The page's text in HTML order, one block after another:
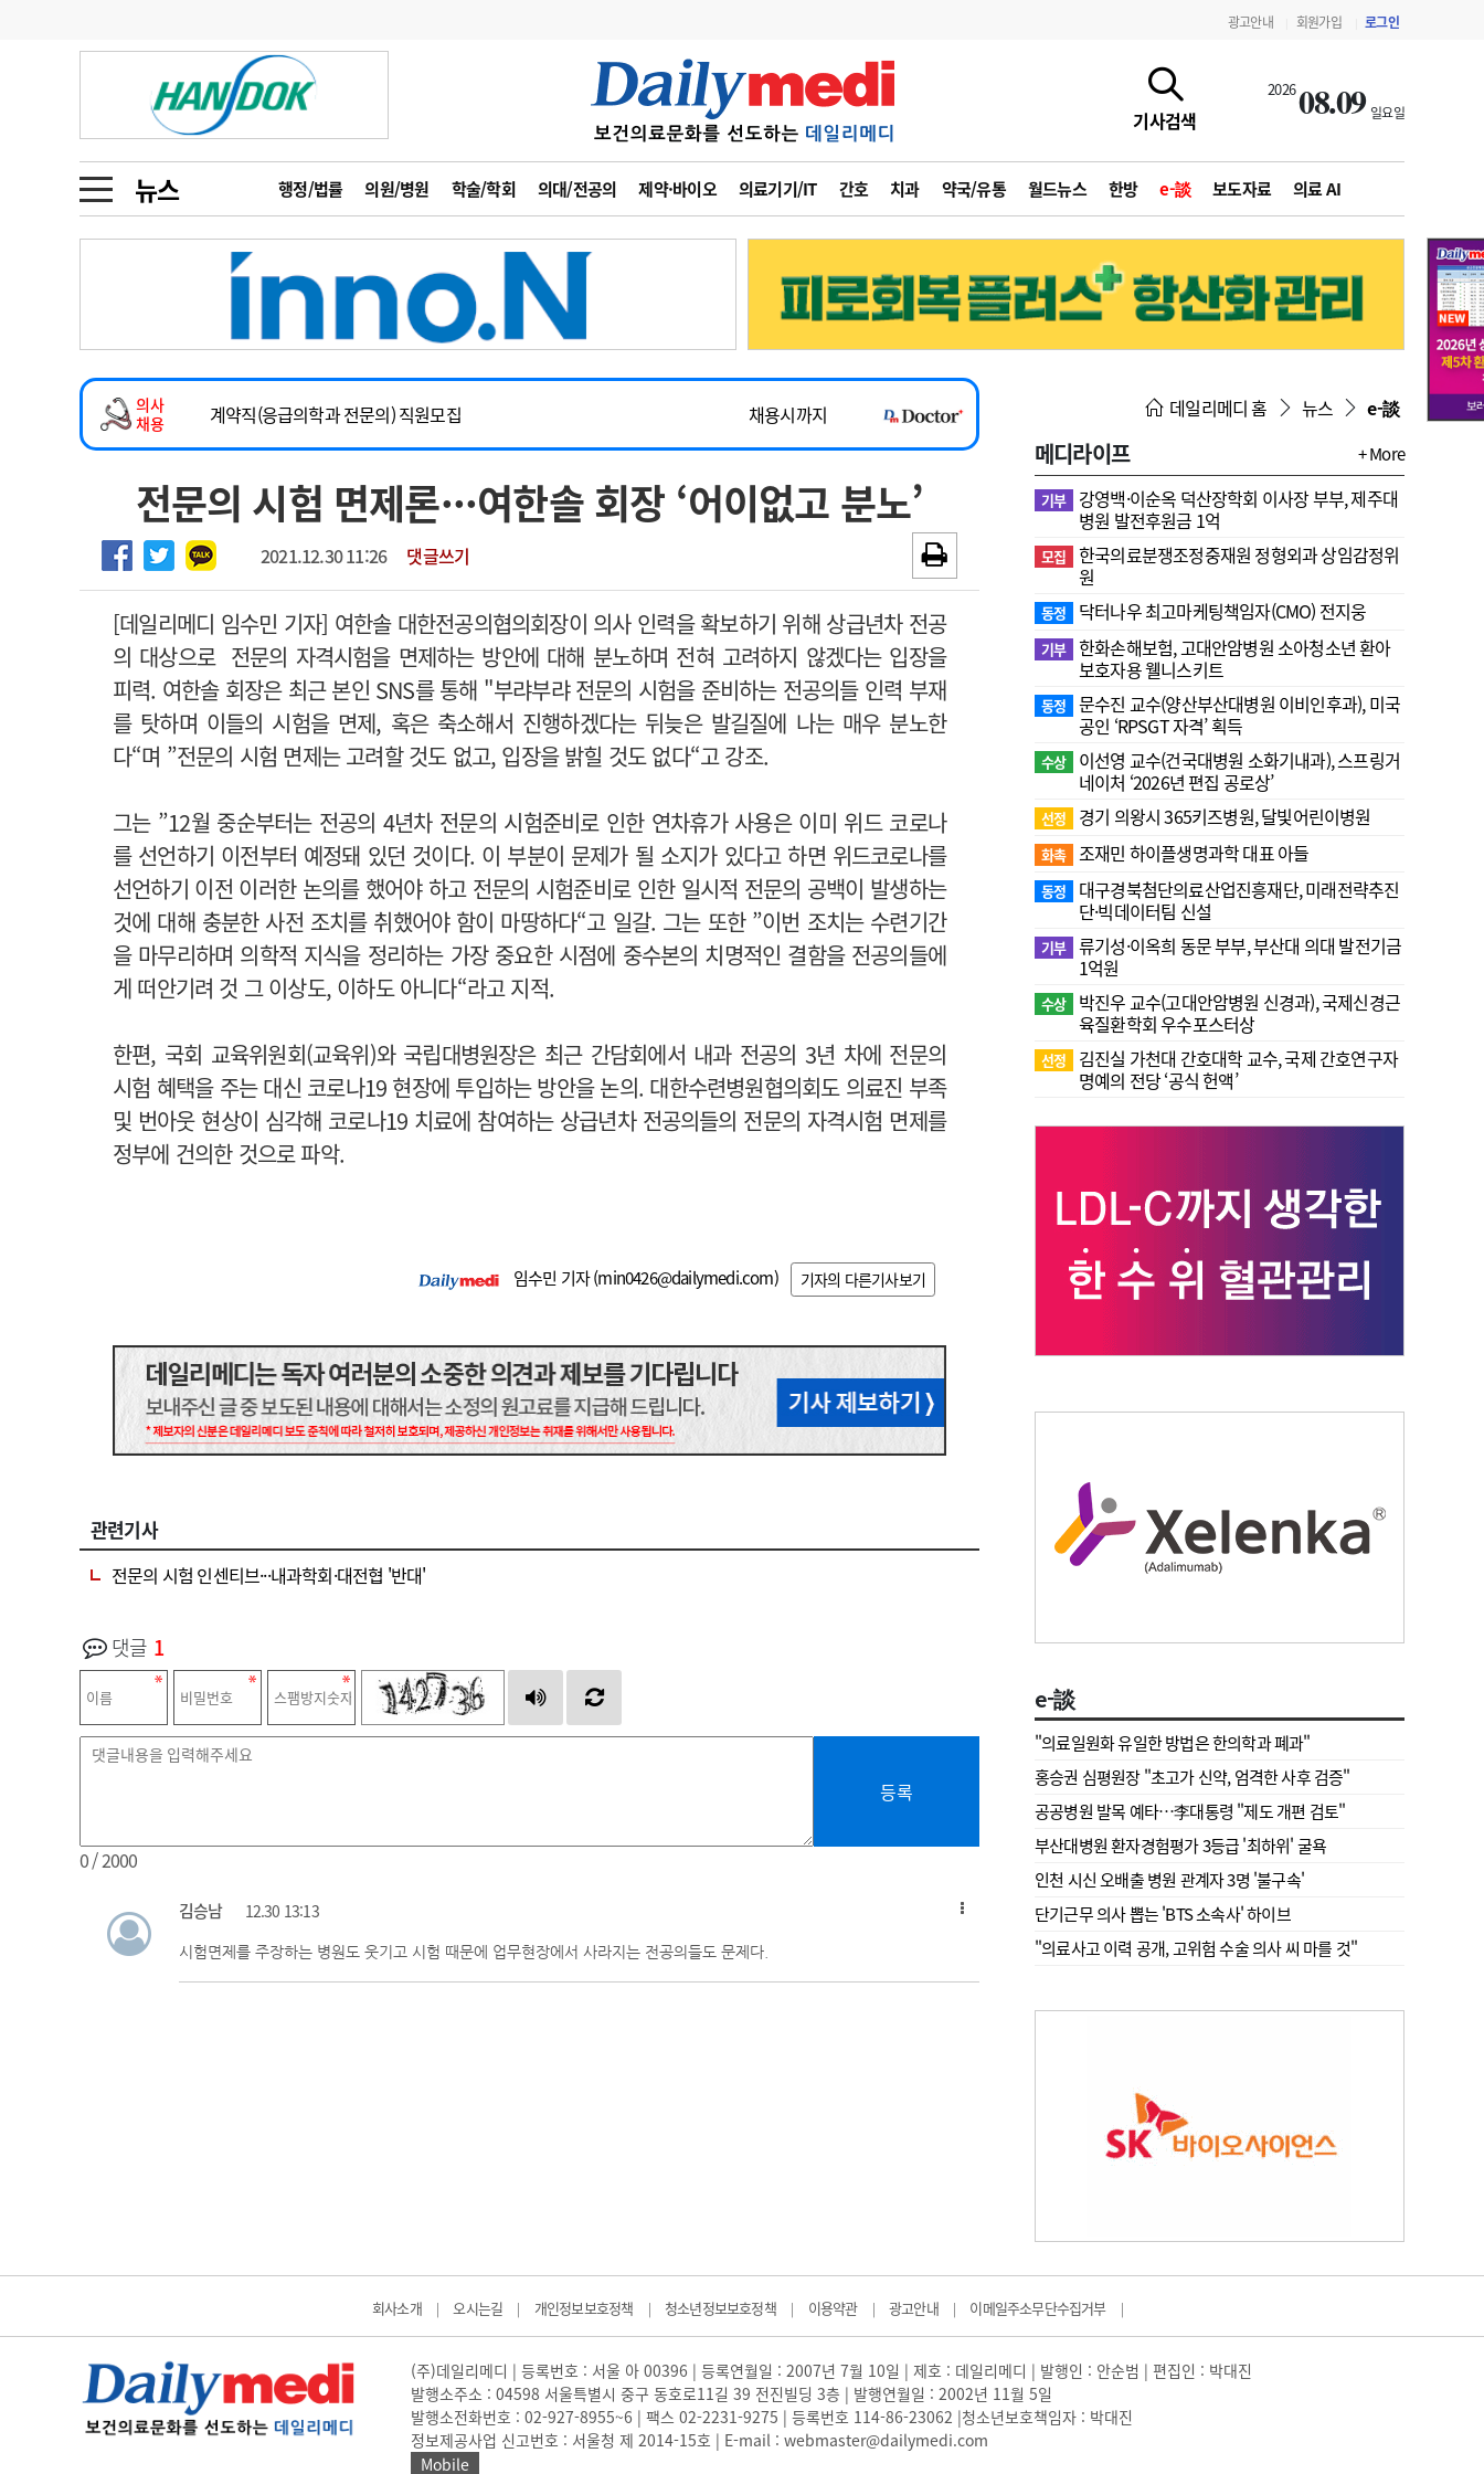
광고안내 회원가입 로그인
기사검색
202608.09 일요일
뉴스 행정/법률 의원/병원 학술/학회 의대/전공의 제약·바이오 의료기기/IT 간호 치과 약국/유통 월드뉴스 한방 e-談 보도자료 의료 AI
금주의 검색어
1
의사인력 수급 추계
3
AI의료
4
전공의 모집 결과
6
관리급여 실시
수련환경 개선
의과대학 입시
인사 사고
오피니언 수첩
인물 초대석 피플
동영상뉴스
포토뉴스
메디 Hospital 지역병원 중소병원
인포메이션 행정처분 판례 정책/통계 공시 지침·기준·평가 약제급여 심사 결과
고객센터 회사소개 법적고지 광고안내
의사
채용
2026년 하반기 인턴 모집
~2026-08-31
마취통증의학과 임기제 임상의사 채용
채용시까지
계약직(응급의학과 전문의) 직원모집
채용시까지
하반기 전공의(레지던트1년차) 모집
~2026-08-15
2026년 하반기 인턴 모집
~2026-08-31
마취통증의학과 임기제 임상의사 채용
전문의 시험 면제론···여한솔 회장 ‘어이없고 분노’
2021.12.30 11:26 댓글쓰기
[데일리메디 임수민 기자] 여한솔 대한전공의협의회장이 의사 인력을 확보하기 위해 상급년차 전공
의 대상으로 전문의 자격시험을 면제하는 방안에 대해 분노하며 전혀 고려하지 않겠다는 입장을
피력. 여한솔 회장은 최근 본인 SNS를 통해 "부랴부랴 전문의 시험을 준비하는 전공의들 인력 부재
를 탓하며 이들의 시험을 면제, 혹은 축소해서 진행하겠다는 뒤늦은 발길질에 나는 매우 분노한
다“며 ”전문의 시험 면제는 고려할 것도 없고, 입장을 밝힐 것도 없다“고 강조.
그는 ”12월 중순부터는 전공의 4년차 전문의 시험준비로 인한 연차휴가 사용은 이미 위드 코로나
를 선언하기 이전부터 예정돼 있던 것이다. 이 부분이 문제가 될 소지가 있다고 하면 위드코로나를
선언하기 이전 이러한 논의를 했어야 하고 전문의 시험준비로 인한 일시적 전문의 공백이 발생하는
것에 대해 충분한 사전 조치를 취했어야 함이 마땅하다“고 일갈. 그는 또한 ”이번 조치는 수련기간
을 마무리하며 의학적 지식을 정리하는 가장 중요한 시점에 중수본의 치명적인 결함을 전공의들에
게 떠안기려 것 그 이상도, 이하도 아니다“라고 지적.
한편, 국회 교육위원회(교육위)와 국립대병원장은 최근 간담회에서 내과 전공의 3년 차에 전문의
시험 혜택을 주는 대신 코로나19 현장에 투입하는 방안을 논의. 대한수련병원협의회도 의료진 부족
및 번아웃 현상이 심각해 코로나19 치료에 참여하는 상급년차 전공의들의 전문의 자격시험 면제를
정부에 건의한 것으로 파악.
임수민 기자 (min0426@dailymedi.com) 기자의 다른기사보기
관련기사
전문의 시험 인센티브···내과학회·대전협 '반대'
댓글 1
등록
0/ 2000
김승남 12.30 13:13
시험면제를 주장하는 병원도 웃기고 시험 때문에 업무현장에서 사라지는 전공의들도 문제다.
데일리메디 홈 뉴스 e-談
메디라이프 + More
기부
강영백·이순옥 덕산장학회 이사장 부부, 제주대
병원 발전후원금 1억
모집
한국의료분쟁조정중재원 정형외과 상임감정위
원
동정 닥터나우 최고마케팅책임자(CMO) 전지웅
기부 한화손해보험, 고대안암병원 소아청소년 환아
보호자용 웰니스키트
동정
문수진 교수( 양산부산대병원 이비인후과), 미국
공인 ‘RPSGT 자격’ 획득
수상
이선영 교수(건국대병원 소화기내과), 스프링거
네이처 ‘2026년 편집 공로상’
선정 경기 의왕시 365키즈병원, 달빛어린이병원
화촉 조재민 하이플생명과학 대표 아들
동정
대구경북첨단의료산업진흥재단, 미래전략추진
단·빅데이터팀 신설
기부 류기성·이옥희 동문 부부, 부산대 의대 발전기금
1억원
수상
박진우 교수(고대안암병원 신경과), 국제신경근
육질환학회 우수포스터상
선정
김진실 가천대 간호대학 교수, 국제 간호연구자
명예의 전당 ‘공식 헌액’
e-談
"의료일원화 유일한 방법은 한의학과 폐과"
홍승권 심평원장 " 초고가 신약, 엄격한 사후 검증"
공공병원 발목 예타…李대통령 "제도 개편 검토"
부산대병원 환자경험평가 3등급 '최하위' 굴욕
인천 시신 오배출 병원 관계자 3명 '불구속'
단기근무 의사 뽑는 'BTS 소속사' 하이브
"의료사고 이력 공개, 고위험 수술 의사 씨 마를 것"
회사소개 | 오시는길 | 개인정보보호정책 | 청소년정보보호정책 | 이용약관 | 광고안내 | 이메일주소무단수집거부 |
(주)데일리메디 | 등록번호 : 서울 아 00396 | 등록연월일 : 2007년 7월 10일 | 제호 : 데일리메디 | 발행인 : 안순범 | 편집인 : 박대진
발행소주소 : 04598 서울특별시 중구 동호로11길 39 전진빌딩 3층 | 발행연월일 : 2002년 11월 5일
발행소전화번호 : 02-927-8955~6 | 팩스 02-2231-9275 | 등록번호 114-86-23062 |청소년보호책임자 : 박대진
정보제공사업 신고번호 : 서울청 제 2014-15호 | E-mail : webmaster@dailymedi.com
Mobile